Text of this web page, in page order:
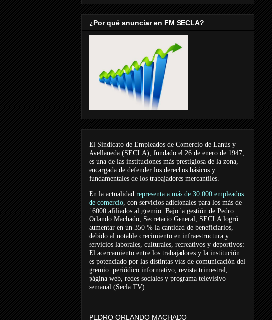
¿Por qué anunciar en FM SECLA?
El Sindicato de Empleados de Comercio de Lanús y
Avellaneda (SECLA), fundado el 26 de enero de 1947,
es una de las instituciones más prestigiosa de la zona,
encargada de defender los derechos básicos y
fundamentales de los trabajadores mercantiles.
En la actualidad representa a más de 30.000 empleados
de comercio, con servicios adicionales para los más de
16000 afiliados al gremio. Bajo la gestión de Pedro
Orlando Machado, Secretario General, SECLA logró
aumentar en un 350 % la cantidad de beneficiarios,
debido al notable crecimiento en infraestructura y
servicios laborales, culturales, recreativos y deportivos:
El acercamiento entre los trabajadores y la institución
es potenciado por las distintas vías de comunicación del
gremio: periódico informativo, revista trimestral,
página web, redes sociales y programa televisivo
semanal (Secla TV).
PEDRO ORLANDO MACHADO